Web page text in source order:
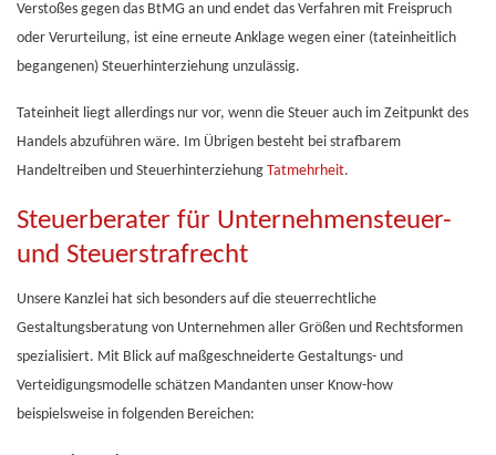
Verstoßes gegen das BtMG an und endet das Verfahren mit Freispruch
oder Verurteilung, ist eine erneute Anklage wegen einer (tateinheitlich
begangenen) Steuerhinterziehung unzulässig.
Tateinheit liegt allerdings nur vor, wenn die Steuer auch im Zeitpunkt des
Handels abzuführen wäre. Im Übrigen besteht bei strafbarem
Handeltreiben und Steuerhinterziehung Tatmehrheit.
Steuerberater für Unternehmensteuer-
und Steuerstrafrecht
Unsere Kanzlei hat sich besonders auf die steuerrechtliche
Gestaltungsberatung von Unternehmen aller Größen und Rechtsformen
spezialisiert. Mit Blick auf maßgeschneiderte Gestaltungs- und
Verteidigungsmodelle schätzen Mandanten unser Know-how
beispielsweise in folgenden Bereichen: